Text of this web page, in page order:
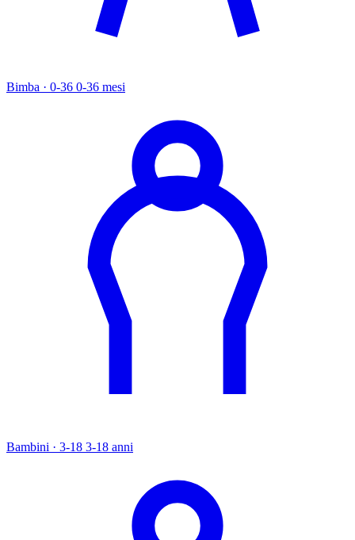
Bimba · 0-36 0-36 mesi
Bambini · 3-18 3-18 anni